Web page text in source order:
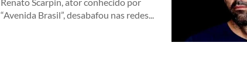
“Avenida Brasil”, desabafou nas redes...